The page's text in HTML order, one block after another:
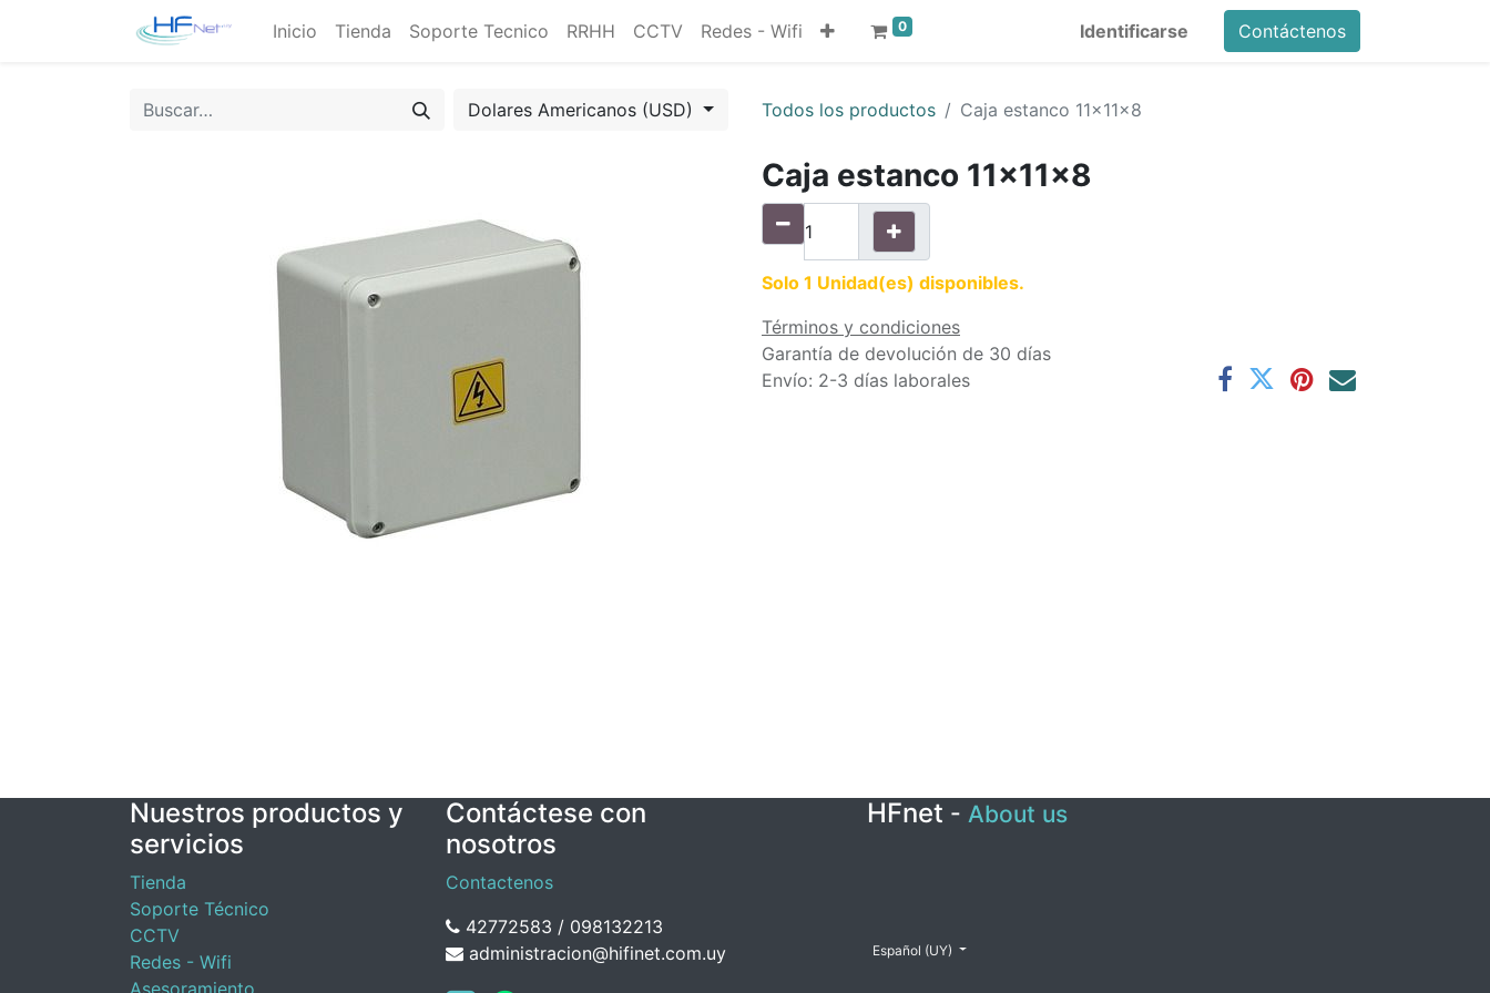
Inicio Tienda Soporte Tecnico RRHH CCTV Redes - Wifi 0 Identificarse Contáctenos
Dolares Americanos (USD) Todos los productos Caja estanco 11x11x8
Caja estanco 11x11x8
Solo 1 Unidad(es) disponibles.
Términos y condiciones
Garantía de devolución de 30 días
Envío: 2-3 días laborales
Nuestros productos y
servicios
Tienda
Soporte Técnico
CCTV
Redes - Wifi
Asesoramiento
Contáctese con
nosotros
Contactenos
42772583 / 098132213
administracion@hifinet.com.uy
HFnet - About us
Español (UY)